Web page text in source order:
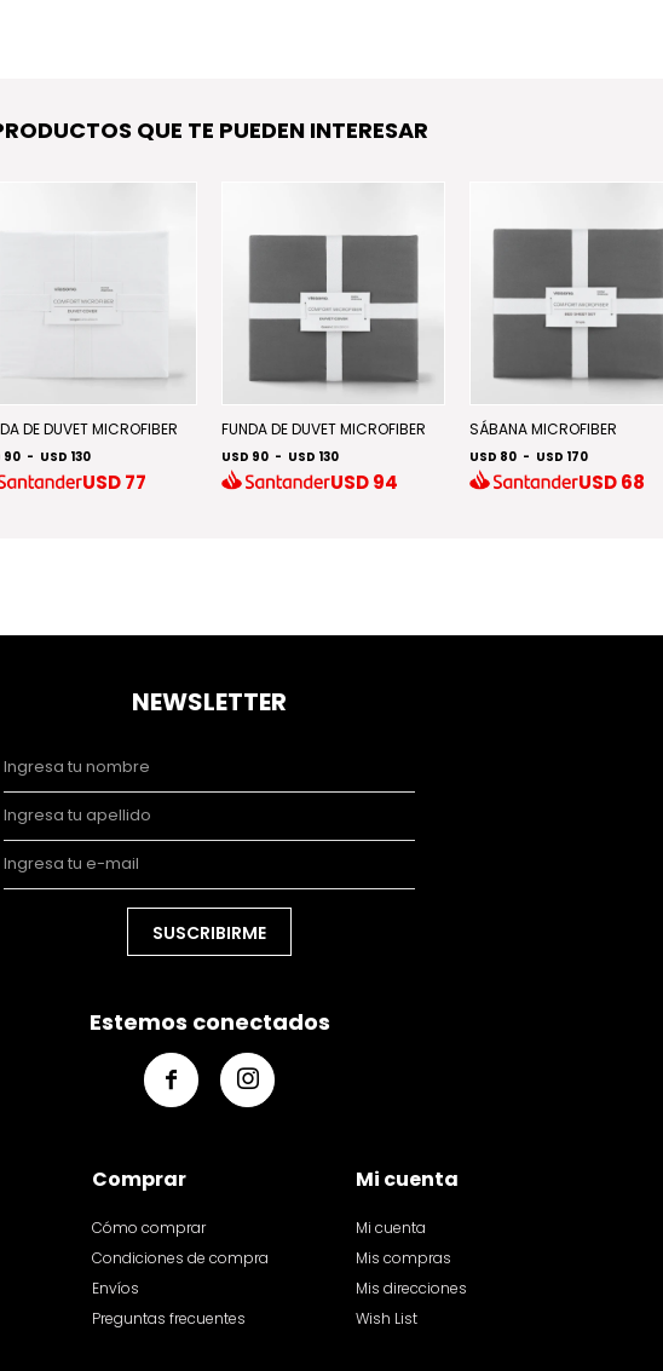
QUE TE PUEDEN INTERESAR
DE DUVET MICROFIBER
90 - USD 130
USD77
FUNDA DE DUVET MICROFIBER
USD 90 - USD 130
USD94
SÁBANA MICROFIBER
USD 80 - USD 170
USD68
Comprar
Cómo comprar
Condiciones de compra
Envíos
Preguntas frecuentes
Mi cuenta
Mi cuenta
Mis compras
Mis direcciones
Wish List
NEWSLETTER
SUSCRIBIRME
Estemos conectados
 